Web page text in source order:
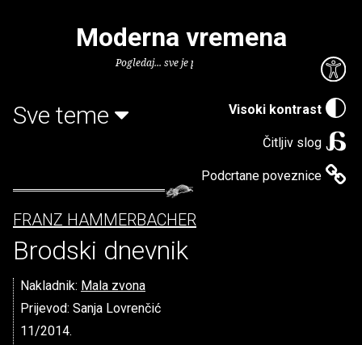
Visoki kontrast
Čitljiv slog
Podcrtane poveznice
Moderna vremena
Pogledaj... sve je puno knjiga.
Sve teme
FRANZ HAMMERBACHER
Brodski dnevnik
Nakladnik: Mala zvona
Prijevod: Sanja Lovrenčić
11/2014.